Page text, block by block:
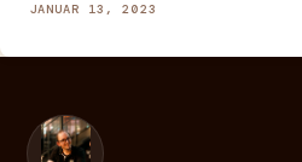
JANUAR 13, 2023